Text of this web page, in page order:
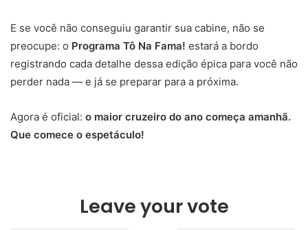
E se você não conseguiu garantir sua cabine, não se
preocupe: o Programa Tô Na Fama! estará a bordo
registrando cada detalhe dessa edição épica para você não
perder nada — e já se preparar para a próxima.
Agora é oficial: o maior cruzeiro do ano começa amanhã.
Que comece o espetáculo!
Leave your vote